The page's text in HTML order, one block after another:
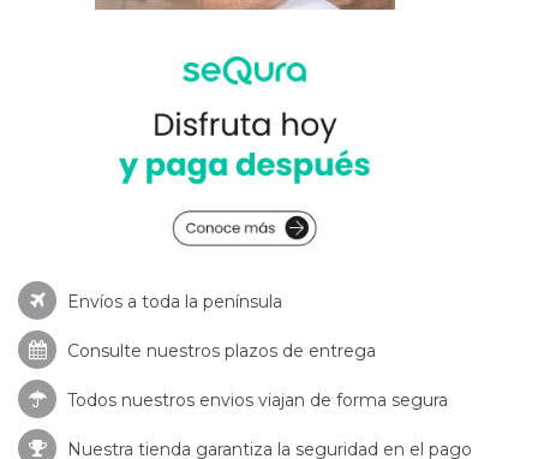
Envíos a toda la península
Consulte nuestros plazos de entrega
Todos nuestros envios viajan de forma segura
Nuestra tienda garantiza la seguridad en el pago